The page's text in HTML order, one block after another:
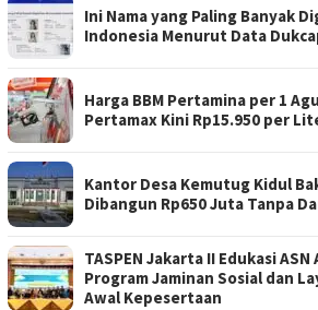
Ini Nama yang Paling Banyak
Indonesia Menurut Data
Harga BBM Pertamina per 1
Pertamax Kini Rp15.950 per
Kantor Desa Kemutug Kidul
Dibangun Rp650 Juta Tanpa
TASPEN Jakarta II Edukasi
Program Jaminan Sosial dan
Awal Kepesertaan